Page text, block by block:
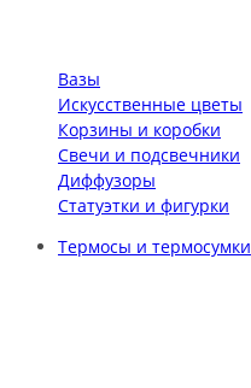
Вазы
Искусственные цветы
Корзины и коробки
Свечи и подсвечники
Диффузоры
Статуэтки и фигурки
Термосы и термосумки